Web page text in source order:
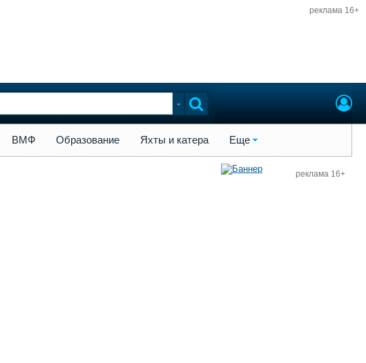
реклама 16+
ВМФ Образование Яхты и катера Еще
реклама 16+